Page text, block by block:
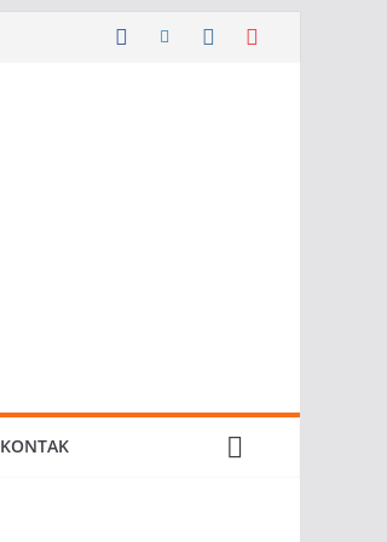
KONTAK